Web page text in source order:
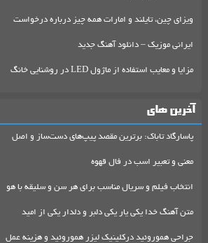
ویزای چین، تایلند و امارات همه چیز درباره درخواست
ایرانی موزیک – دانلود آهنگ جدید
مزایا و معایب استفاده از ماژول LED در روشنایی خانگ
آخرین های
پاسارگاد تاباک: برترین مقصد پیپ‌های دست‌ساز و اصل
معنی و تعبیر اسب در فال قهوه
انتخاب فیلم و سریال مناسب برای هر سن و سلیقه با هو
متن آهنگ خدا یکی یار یکی دلبر و دلدار یکی از امید
جراحی هموروئید درکلینیک لیزر هموروئید و هزینه عمل